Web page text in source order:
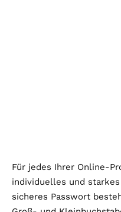
Für jedes Ihrer Online-
individuelles und
sicheres Passwort